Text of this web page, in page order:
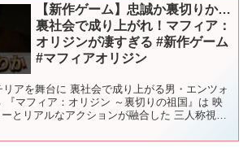
【新作ゲーム】忠誠か裏切りか…
裏社会で成り上がれ！マフィア：
オリジンが凄すぎる #新作ゲーム
#マフィアオリジン
アを舞台に 裏社会で成り上がる男・エンツォ
『マフィア：オリジン ～裏切りの祖国』は 映
とリアルなアクションが融合した 三人称視点